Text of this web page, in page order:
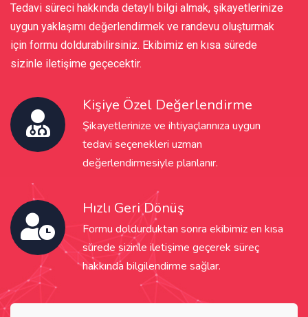
Tedavi süreci hakkında detaylı bilgi almak, şikayetlerinize
uygun yaklaşımı değerlendirmek ve randevu oluşturmak
için formu doldurabilirsiniz. Ekibimiz en kısa sürede
sizinle iletişime geçecektir.
Kişiye Özel Değerlendirme
Şikayetlerinize ve ihtiyaçlarınıza uygun
tedavi seçenekleri uzman
değerlendirmesiyle planlanır.
Hızlı Geri Dönüş
Formu doldurduktan sonra ekibimiz en kısa
sürede sizinle iletişime geçerek süreç
hakkında bilgilendirme sağlar.